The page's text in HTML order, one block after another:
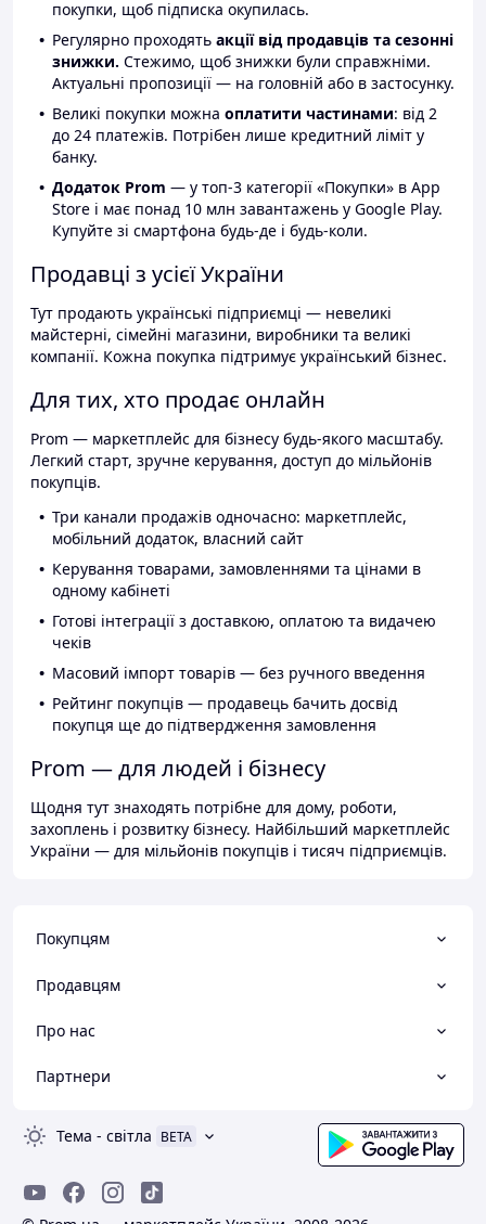
покупки, щоб підписка окупилась.
Регулярно проходять акції від продавців та сезонні
знижки. Стежимо, щоб знижки були справжніми.
Актуальні пропозиції — на головній або в застосунку.
Великі покупки можна оплатити частинами: від 2
до 24 платежів. Потрібен лише кредитний ліміт у
банку.
Додаток Prom — у топ-3 категорії «Покупки» в App
Store і має понад 10 млн завантажень у Google Play.
Купуйте зі смартфона будь-де і будь-коли.
Продавці з усієї України
Тут продають українські підприємці — невеликі
майстерні, сімейні магазини, виробники та великі
компанії. Кожна покупка підтримує український бізнес.
Для тих, хто продає онлайн
Prom — маркетплейс для бізнесу будь-якого масштабу.
Легкий старт, зручне керування, доступ до мільйонів
покупців.
Три канали продажів одночасно: маркетплейс,
мобільний додаток, власний сайт
Керування товарами, замовленнями та цінами в
одному кабінеті
Готові інтеграції з доставкою, оплатою та видачею
чеків
Масовий імпорт товарів — без ручного введення
Рейтинг покупців — продавець бачить досвід
покупця ще до підтвердження замовлення
Prom — для людей і бізнесу
Щодня тут знаходять потрібне для дому, роботи,
захоплень і розвитку бізнесу. Найбільший маркетплейс
України — для мільйонів покупців і тисяч підприємців.
Покупцям
Продавцям
Про нас
Партнери
Тема - світла BETA